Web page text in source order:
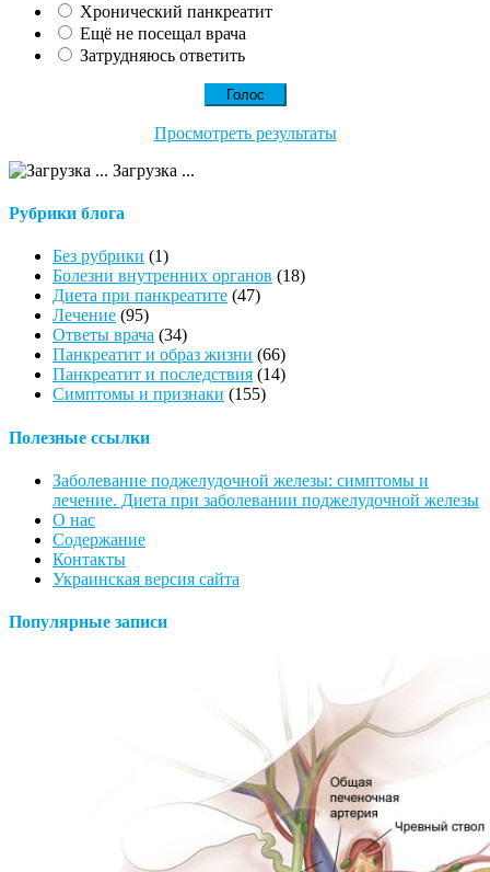
Хронический панкреатит
Ещё не посещал врача
Затрудняюсь ответить
Просмотреть результаты
Загрузка ...
Рубрики блога
Без рубрики (1)
Болезни внутренних органов (18)
Диета при панкреатите (47)
Лечение (95)
Ответы врача (34)
Панкреатит и образ жизни (66)
Панкреатит и последствия (14)
Симптомы и признаки (155)
Полезные ссылки
Заболевание поджелудочной железы: симптомы и
лечение. Диета при заболевании поджелудочной железы
О нас
Содержание
Контакты
Украинская версия сайта
Популярные записи